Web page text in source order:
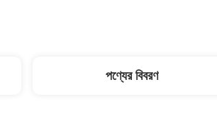
পণ্যের বিবরণ